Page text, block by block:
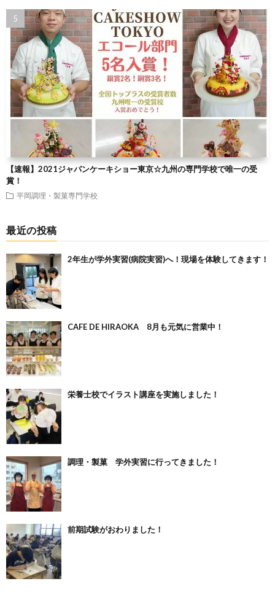
【速報】2021ジャパンケーキショー東京☆九州の専門学校で唯一の受
賞！
平岡調理・製菓専門学校
最近の投稿
2年生が学外実習(病院実習)へ！現場を体験してきます！
CAFE DE HIRAOKA 8月も元気に営業中！
栄養士校でイラスト講座を実施しました！
調理・製菓 学外実習に行ってきました！
前期試験がおわりました！